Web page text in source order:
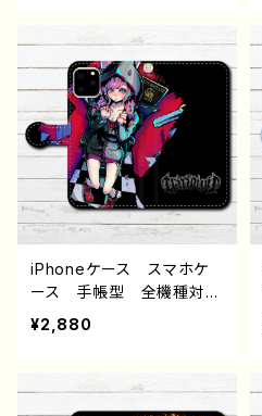
クール ホラー メンズ
高校生 男子 iPhone17/
16/15/14/13 AQUOS X
peria Googlepixel An
droid アンドロイド ケー
ス 黒髪 金髪 ツインテ
ール メイド服 ゴシッ
ク ピアス 個性的 おす
すめ 人気 イラストレー
ター クリエイター 絵
師 オリジナル デザイ
ン グッズ タイトル：メイ
iPhoneケース スマホケ
ース 手帳型 全機種対
応 イラスト 可愛い女の
子 かっこいい女子 おし
クール メンズ 高校生
¥2,880